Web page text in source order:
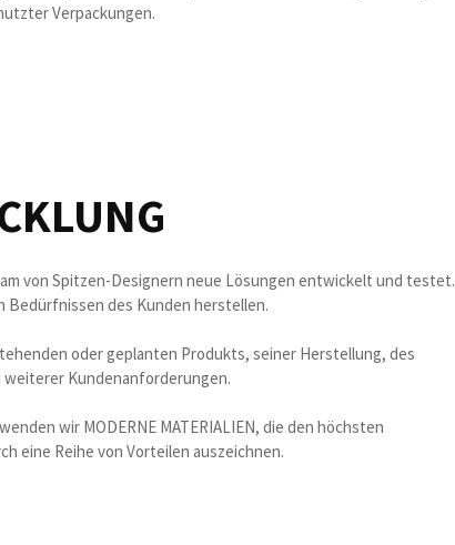
Verpackungen.
von Spitzen-Designern neue Lösungen entwickelt und testet.
Bedürfnissen des Kunden herstellen.
oder geplanten Produkts, seiner Herstellung, des
weiterer Kundenanforderungen.
wir MODERNE MATERIALIEN, die den höchsten
eine Reihe von Vorteilen auszeichnen.